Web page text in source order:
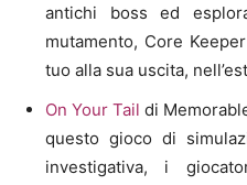
antichi boss ed
mutamento, Core
tuo alla sua uscita,
On Your Tail di
questo gioco di
investigativa, i